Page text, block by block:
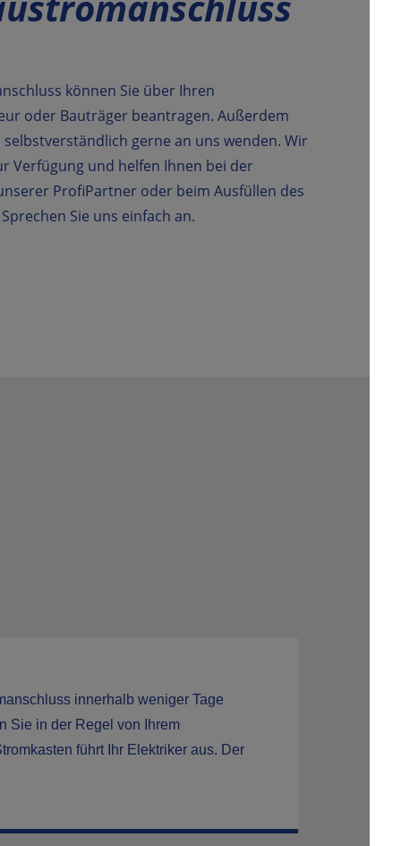
können Sie über Ihren
oder Bauträger beantragen. Außerdem
selbstverständlich gerne an uns wenden. Wir
Verfügung und helfen Ihnen bei der
ProfiPartner oder beim Ausfüllen des
Sie uns einfach an.
innerhalb weniger Tage
Sie in der Regel von Ihrem
führt Ihr Elektriker aus. Der